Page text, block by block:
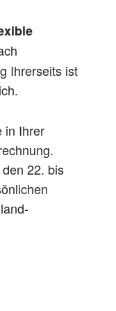
Ihrerseits ist
in Ihrer
22. bis